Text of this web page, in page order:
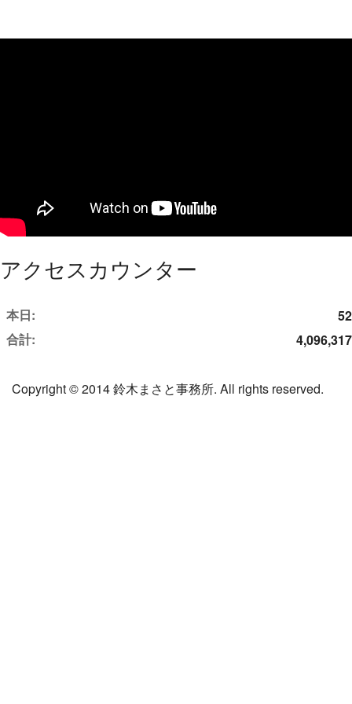
アクセスカウンター
本日:
52
合計:
4,096,317
Copyright © 2014 鈴木まさと事務所. All rights reserved.